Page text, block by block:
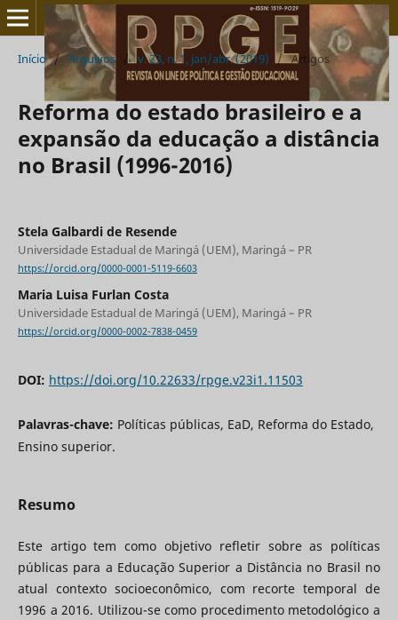
Início / Arquivos / v. 23, n. 1, jan/abr. (2019) / Artigos
Reforma do estado brasileiro e a
expansão da educação a distância
no Brasil (1996-2016)
Stela Galbardi de Resende
Universidade Estadual de Maringá (UEM), Maringá – PR
https://orcid.org/0000-0001-5119-6603
Maria Luisa Furlan Costa
Universidade Estadual de Maringá (UEM), Maringá – PR
https://orcid.org/0000-0002-7838-0459
DOI: https://doi.org/10.22633/rpge.v23i1.11503
Palavras-chave: Políticas públicas, EaD, Reforma do Estado,
Ensino superior.
Resumo
Este artigo tem como objetivo refletir sobre as políticas
públicas para a Educação Superior a Distância no Brasil no
atual contexto socioeconômico, com recorte temporal de
1996 a 2016. Utilizou-se como procedimento metodológico a